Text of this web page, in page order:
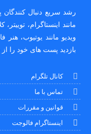
رشد سریع دنبال
مانند اینستاگرام،
ویدیو مانند یوتیوب،
بازدید پست های خود را
کانال تلگرام
تماس با ما
قوانین و مقررات
اینستاگرام فالوجت